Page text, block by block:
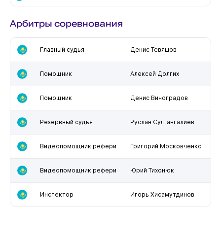
Арбитры соревнования
Главный судья Денис Тевяшов
Помощник Алексей Долгих
Помощник Денис Виноградов
Резервный судья Руслан Султангалиев
Видеопомощник рефери Григорий Московченко
Видеопомощник рефери Юрий Тихонюк
Инспектор Игорь Хисамутдинов